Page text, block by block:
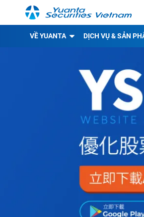
VỀ YUANTA DỊCH VỤ & SẢN